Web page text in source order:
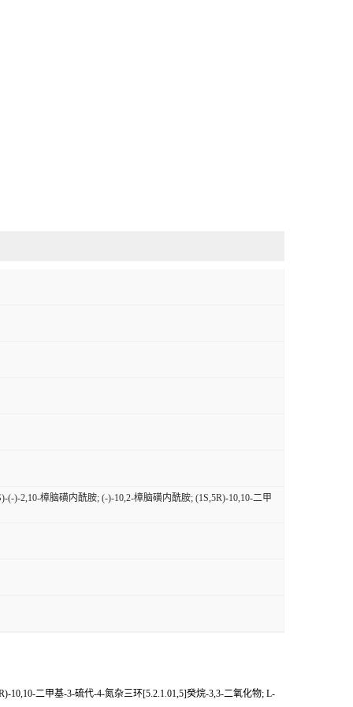
)-2,10-樟脑磺内酰胺; (-)-10,2-樟脑磺内酰胺; (1S,5R)-10,10-二甲
10,10-二甲基-3-硫代-4-氮杂三环[5.2.1.01,5]癸烷-3,3-二氧化物; L-